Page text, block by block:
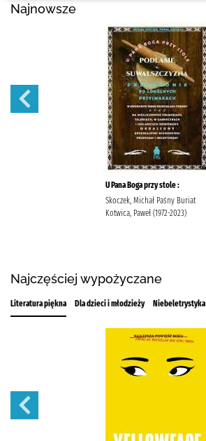
Najnowsze
U Pana Boga przy stole :
Skoczek, Michał Paśny Buriat
Kotwica, Paweł (1972-2023)
Najczęściej wypożyczane
Literatura piękna Dla dzieci i młodzieży Niebeletrystyka